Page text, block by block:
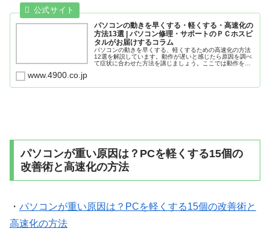
パソコンの動きを早くする・軽くする・高速化の
方法13選 | パソコン修理・サポートのＰＣホスピ
タルがお届けするコラム
パソコンの動きを早くする、軽くするための高速化の方法
12選を解説しています。動作が遅いと感じたら原因を調べ
て症状に合わせた方法を講じましょう。ここでは動作を遅
www.4900.co.jp
パソコンが重い原因は？PCを軽くする15個の
改善術と高速化の方法
・ パソコンが重い原因は？PCを軽くする15個の改善術と
高速化の方法